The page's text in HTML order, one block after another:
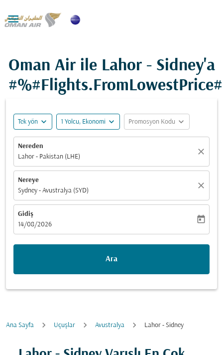

Oman Air ile Lahor - Sidney'a
Tek yön expand_more 1 Yolcu, Ekonomi expand_more Promosyon Kodu expand_more
Nereden
Lahor - Pakistan (LHE)
close
Nereye
Sydney - Avustralya (SYD)
close
Gidiş
fc-booking-departure-date-aria-label
14/08/2026
today
Ara
Ana Sayfa Uçuşlar Avustralya Lahor - Sidney
Fırsatları bulmak için rotanızı güncellemeyi deneyin